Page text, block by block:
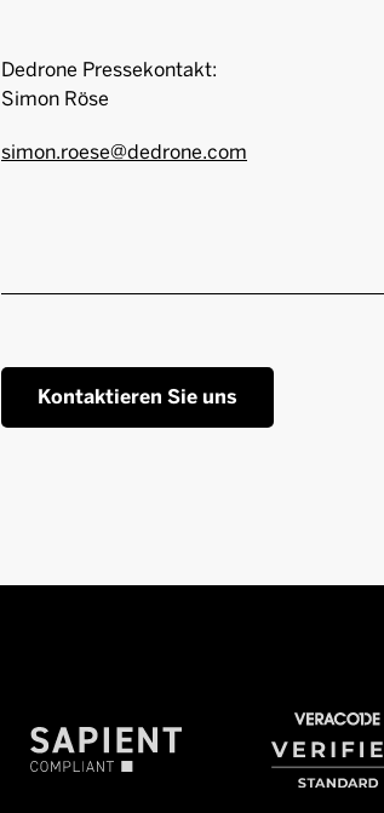
Dedrone Pressekontakt:
Simon Röse
simon.roese@dedrone.com
Kontaktieren Sie uns